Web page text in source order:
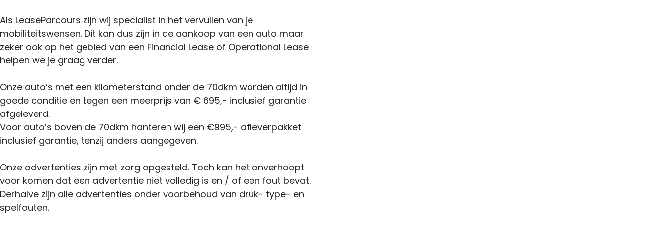
Als LeaseParcours zijn wij specialist in het vervullen van je
mobiliteitswensen. Dit kan dus zijn in de aankoop van een auto maar
zeker ook op het gebied van een Financial Lease of Operational Lease
helpen we je graag verder.
Onze auto’s met een kilometerstand onder de 70dkm worden altijd in
goede conditie en tegen een meerprijs van € 695,- inclusief garantie
afgeleverd.
Voor auto’s boven de 70dkm hanteren wij een €995,- afleverpakket
inclusief garantie, tenzij anders aangegeven.
Onze advertenties zijn met zorg opgesteld. Toch kan het onverhoopt
voor komen dat een advertentie niet volledig is en / of een fout bevat.
Derhalve zijn alle advertenties onder voorbehoud van druk- type- en
spelfouten.